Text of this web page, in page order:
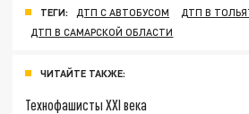
ТЕГИ: ДТП С АВТОБУСОМ
ДТП В
ДТП В САМАРСКОЙ ОБЛАСТИ
ЧИТАЙТЕ ТАКЖЕ:
Технофашисты XXI века